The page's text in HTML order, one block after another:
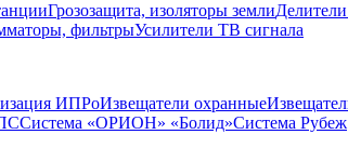
Грозозащита, изоляторы земли
фильтрыУсилители ТВ сигнала
ИПРоИзвещатели охранные
Система «ОРИОН» «Болид»Система Рубеж